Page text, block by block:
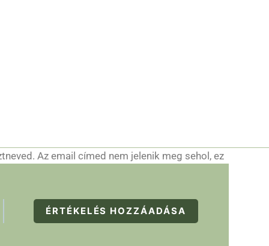
Az email címed nem jelenik meg sehol, ez
ÉRTÉKELÉS HOZZÁADÁSA